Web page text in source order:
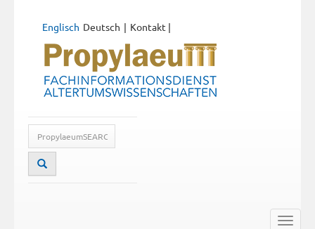
Deutsch
Englisch Kontakt |
Toggle